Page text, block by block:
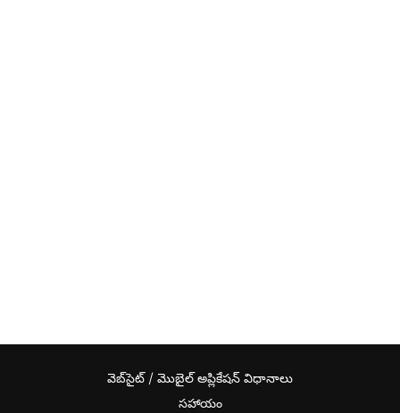
వెబ్‌సైట్ / మొబైల్ అప్లికేషన్ విధానాలు
సహాయం